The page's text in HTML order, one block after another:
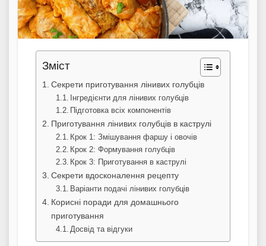
Зміст
Секрети приготування лінивих голубців
Інгредієнти для лінивих голубців
Підготовка всіх компонентів
Приготування лінивих голубців в каструлі
Крок 1: Змішування фаршу і овочів
Крок 2: Формування голубців
Крок 3: Приготування в каструлі
Секрети вдосконалення рецепту
Варіанти подачі лінивих голубців
Корисні поради для домашнього
приготування
Досвід та відгуки